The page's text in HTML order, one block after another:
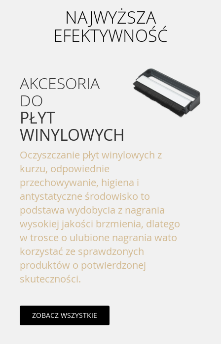
NAJWYŻSZA
EFEKTYWNOŚĆ
AKCESORIA
DO
PŁYT
WINYLOWYCH
Oczyszczanie płyt winylowych z
kurzu, odpowiednie
przechowywanie, higiena i
antystatyczne środowisko to
podstawa wydobycia z nagrania
wysokiej jakości brzmienia, dlatego
w trosce o ulubione nagrania wato
korzystać ze sprawdzonych
produktów o potwierdzonej
skuteczności.
ZOBACZ WSZYSTKIE